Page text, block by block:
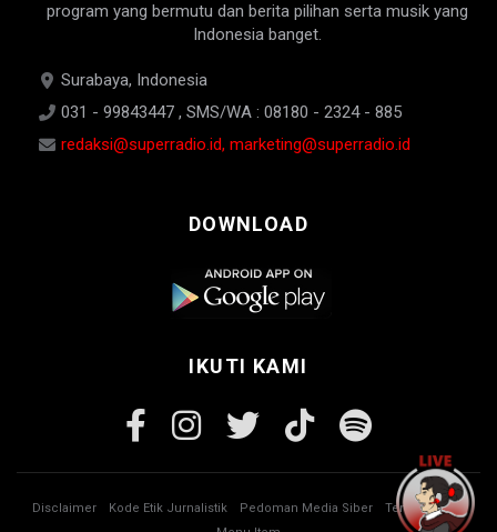
program yang bermutu dan berita pilihan serta musik yang
Indonesia banget.
Surabaya, Indonesia
031 - 99843447 , SMS/WA : 08180 - 2324 - 885
redaksi@superradio.id, marketing@superradio.id
DOWNLOAD
IKUTI KAMI
Disclaimer Kode Etik Jurnalistik Pedoman Media Siber
Tentang Kami